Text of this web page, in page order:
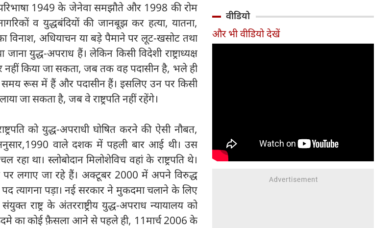
1949 के जेनेवा समझौते और 1998 की रोम
व युद्धबंदियों की जानबूझ कर हत्या, यातना,
विनाश, अधियाचन या बड़े पैमाने पर लूट-खसोट तथा
युद्ध-अपराध हैं। लेकिन किसी विदेशी राष्ट्राध्यक्ष
नहीं किया जा सकता, जब तक वह पदासीन है, भले ही
समय रूस में हैं और पदासीन हैं। इसलिए उन पर किसी
जा सकता है, जब वे राष्ट्रपति नहीं रहेंगे।
को युद्ध-अपराधी घोषित करने की ऐसी नौबत,
अनुसार,1990 वाले दशक में पहली बार आई थी। उस
था। स्लोबोदान मिलोशेविच वहां के राष्ट्रपति थे।
लगाए जा रहे हैं। अक्टूबर 2000 में अपने विरुद्ध
पद त्यागना पड़ा। नई सरकार ने मुकदमा चलाने के लिए
राष्ट्र के अंतरराष्ट्रीय युद्ध-अपराध न्यायालय को
का कोई फ़ैसला आने से पहले ही, 11मार्च 2006 के
निर्देश दिया है। इसके तहत पारंपरिक
टोल प्लाजा की जगह Automatic
वीडियो
और भी वीडियो देखें